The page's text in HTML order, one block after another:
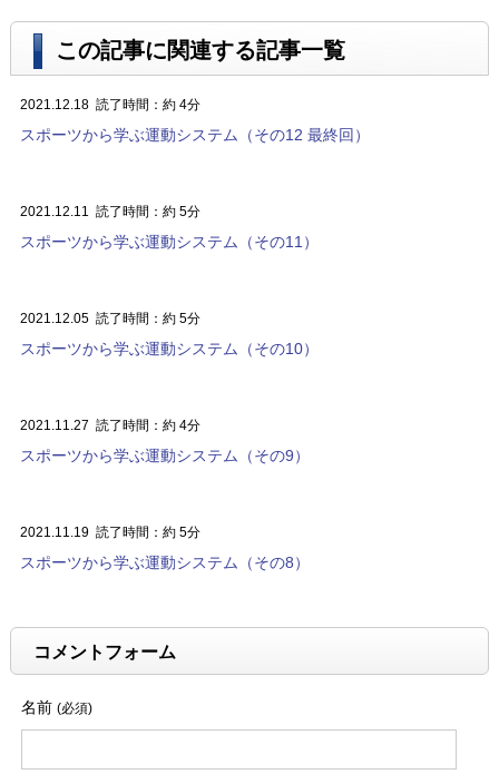
この記事に関連する記事一覧
2021.12.18 読了時間：約 4分
スポーツから学ぶ運動システム（その12 最終回）
2021.12.11 読了時間：約 5分
スポーツから学ぶ運動システム（その11）
2021.12.05 読了時間：約 5分
スポーツから学ぶ運動システム（その10）
2021.11.27 読了時間：約 4分
スポーツから学ぶ運動システム（その9）
2021.11.19 読了時間：約 5分
スポーツから学ぶ運動システム（その8）
コメントフォーム
名前 (必須)